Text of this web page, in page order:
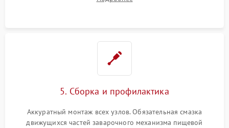
ring) и тефлоновых трубок для надежного устранения
5. Сборка и профилактика
Аккуратный монтаж всех узлов. Обязательная смазка
движущихся частей заварочного механизма пищевой